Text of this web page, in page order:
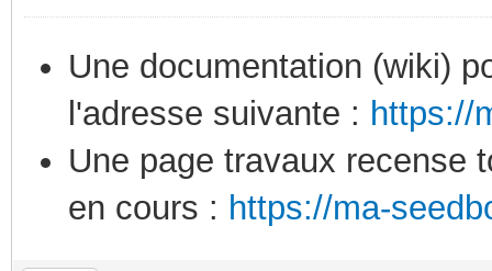
Une documentation (wiki)
l'adresse suivante : https://
Une page travaux recense
en cours : https://ma-